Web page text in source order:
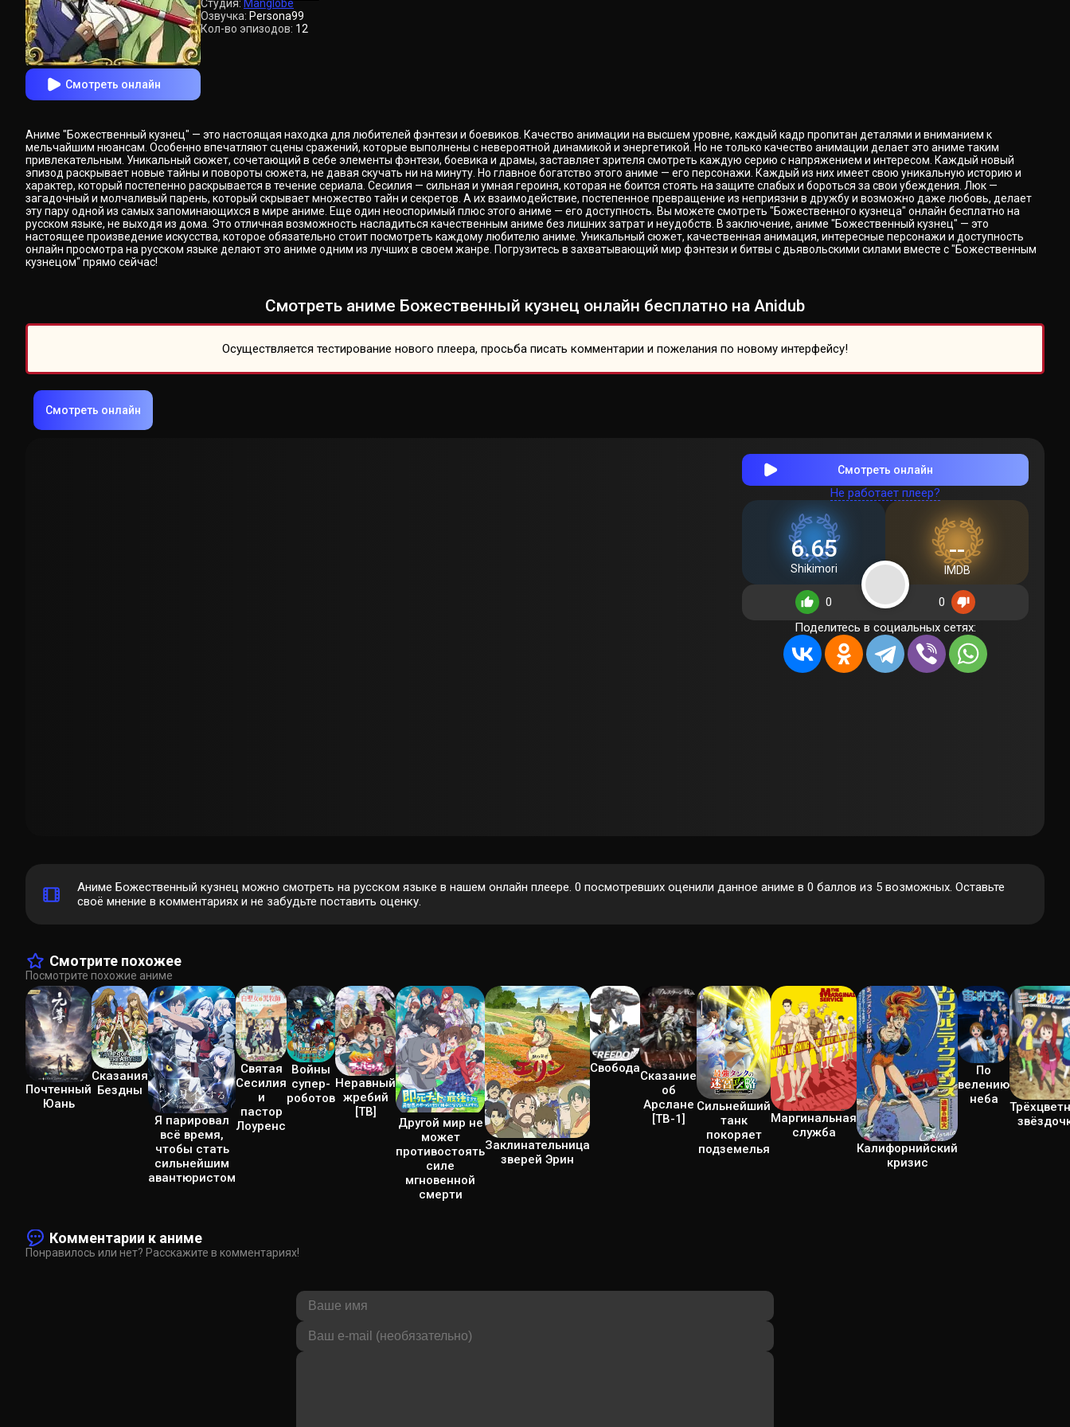
Смотреть онлайн
Студия: Manglobe
Озвучка: Persona99
Кол-во эпизодов: 12
Аниме "Божественный кузнец" — это настоящая находка для любителей фэнтези и боевиков. Качество анимации на высшем уровне, каждый кадр пропитан деталями и вниманием к
мельчайшим нюансам. Особенно впечатляют сцены сражений, которые выполнены с невероятной динамикой и энергетикой. Но не только качество анимации делает это аниме таким
привлекательным. Уникальный сюжет, сочетающий в себе элементы фэнтези, боевика и драмы, заставляет зрителя смотреть каждую серию с напряжением и интересом. Каждый новый
эпизод раскрывает новые тайны и повороты сюжета, не давая скучать ни на минуту. Но главное богатство этого аниме — его персонажи. Каждый из них имеет свою уникальную историю и
характер, который постепенно раскрывается в течение сериала. Сесилия — сильная и умная героиня, которая не боится стоять на защите слабых и бороться за свои убеждения. Люк —
загадочный и молчаливый парень, который скрывает множество тайн и секретов. А их взаимодействие, постепенное превращение из неприязни в дружбу и возможно даже любовь, делает
эту пару одной из самых запоминающихся в мире аниме. Еще один неоспоримый плюс этого аниме — его доступность. Вы можете смотреть "Божественного кузнеца" онлайн бесплатно на
русском языке, не выходя из дома. Это отличная возможность насладиться качественным аниме без лишних затрат и неудобств. В заключение, аниме "Божественный кузнец" — это
настоящее произведение искусства, которое обязательно стоит посмотреть каждому любителю аниме. Уникальный сюжет, качественная анимация, интересные персонажи и доступность
онлайн просмотра на русском языке делают это аниме одним из лучших в своем жанре. Погрузитесь в захватывающий мир фэнтези и битвы с дьявольскими силами вместе с "Божественным
кузнецом" прямо сейчас!
Смотреть аниме Божественный кузнец онлайн бесплатно на Anidub
Осуществляется тестирование нового плеера, просьба писать комментарии и пожелания по новому интерфейсу!
Смотреть онлайн
Смотреть онлайн
Не работает плеер?
6.65
Shikimori
--
IMDB
0
0
Поделитесь в социальных сетях:
Аниме Божественный кузнец можно смотреть на русском языке в нашем онлайн плеере. 0 посмотревших оценили данное аниме в 0 баллов из 5 возможных. Оставьте
своё мнение в комментариях и не забудьте поставить оценку.
Смотрите похожее
Посмотрите похожие аниме
Почтенный
Юань
Сказания
Бездны
Я парировал
всё время,
чтобы стать
сильнейшим
авантюристом
Святая
Сесилия
и
пастор
Лоуренс
Войны
супер-
роботов
Неравный
жребий
[ТВ]
Другой мир не
может
противостоять
силе
мгновенной
смерти
Заклинательница
зверей Эрин
Свобода
Сказание
об
Арслане
[ТВ-1]
Сильнейший
танк
покоряет
подземелья
Маргинальная
служба
Калифорнийский
кризис
По
велению
неба
Комментарии к аниме
Понравилось или нет? Расскажите в комментариях!